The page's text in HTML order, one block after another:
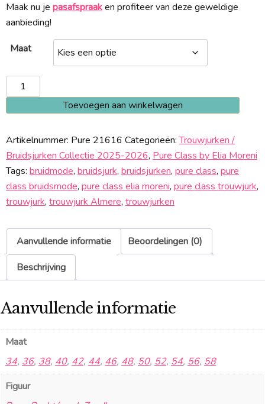
Maak nu je pasafspraaken profiteer van deze geweldige
aanbieding!
Maat
Pure
21616
aantal
Toevoegen aan winkelwagen
Artikelnummer: Pure 21616 Categorieën:Trouwjurken /
Bruidsjurken Collectie 2025-2026, Pure Class by Elia Moreni
Tags: bruidmode, bruidsjurk, bruidsjurken, pure class, pure
class bruidsmode, pure class elia moreni, pure class trouwjurk,
trouwjurk, trouwjurk Almere, trouwjurken
Aanvullende informatie
Beoordelingen (0)
Beschrijving
Aanvullende informatie
Maat
34, 36, 38, 40, 42, 44, 46, 48, 50, 52, 54, 56, 58
Figuur